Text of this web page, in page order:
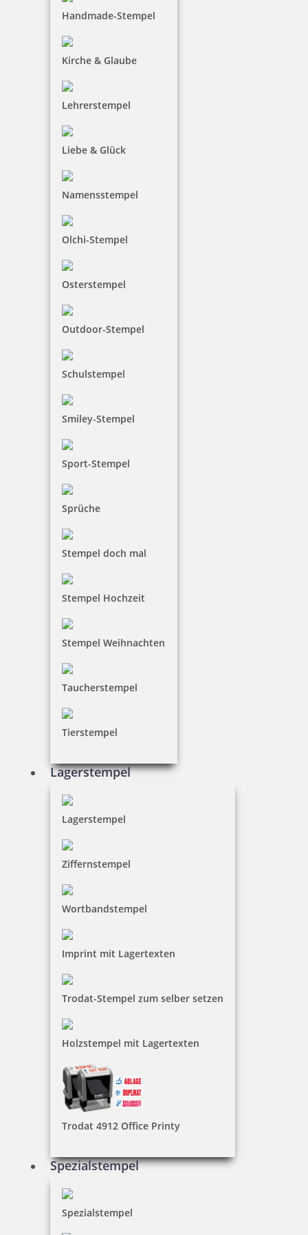
Handmade-Stempel
Kirche & Glaube
Lehrerstempel
Liebe & Glück
Namensstempel
Olchi-Stempel
Osterstempel
Outdoor-Stempel
Schulstempel
Smiley-Stempel
Sport-Stempel
Sprüche
Stempel doch mal
Stempel Hochzeit
Stempel Weihnachten
Taucherstempel
Tierstempel
Lagerstempel
Lagerstempel
Ziffernstempel
Wortbandstempel
Imprint mit Lagertexten
Trodat-Stempel zum selber setzen
Holzstempel mit Lagertexten
Trodat 4912 Office Printy
Spezialstempel
Spezialstempel
34,00 €
Heri Smartpen Stempelkugelschreiber 3302 34 x 8 mm Schwarz
Jetzt gestalten
Smartpen Heri Stamp & Touch Pen 3304 Stempelkugelschreiber
Jetzt gestalten
35,70 €
Jetzt gestalten
Heri Stamp & Touch Pen 3308 Stempelkugelschreiber Wood-
Look
Jetzt gestalten
Smartpen Heri Stamp & Touch Pen 3309 Stempelkugelschreiber